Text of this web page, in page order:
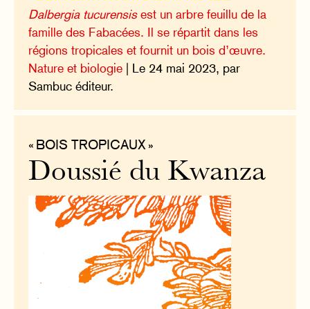
Dalbergia tucurensisest un arbre feuillu de la
famille des Fabacées. Il se répartit dans les
régions tropicales et fournit un bois d’œuvre.
Nature et biologie | Le 24 mai 2023, par
Sambuc éditeur.
« BOIS TROPICAUX »
Doussié du Kwanza